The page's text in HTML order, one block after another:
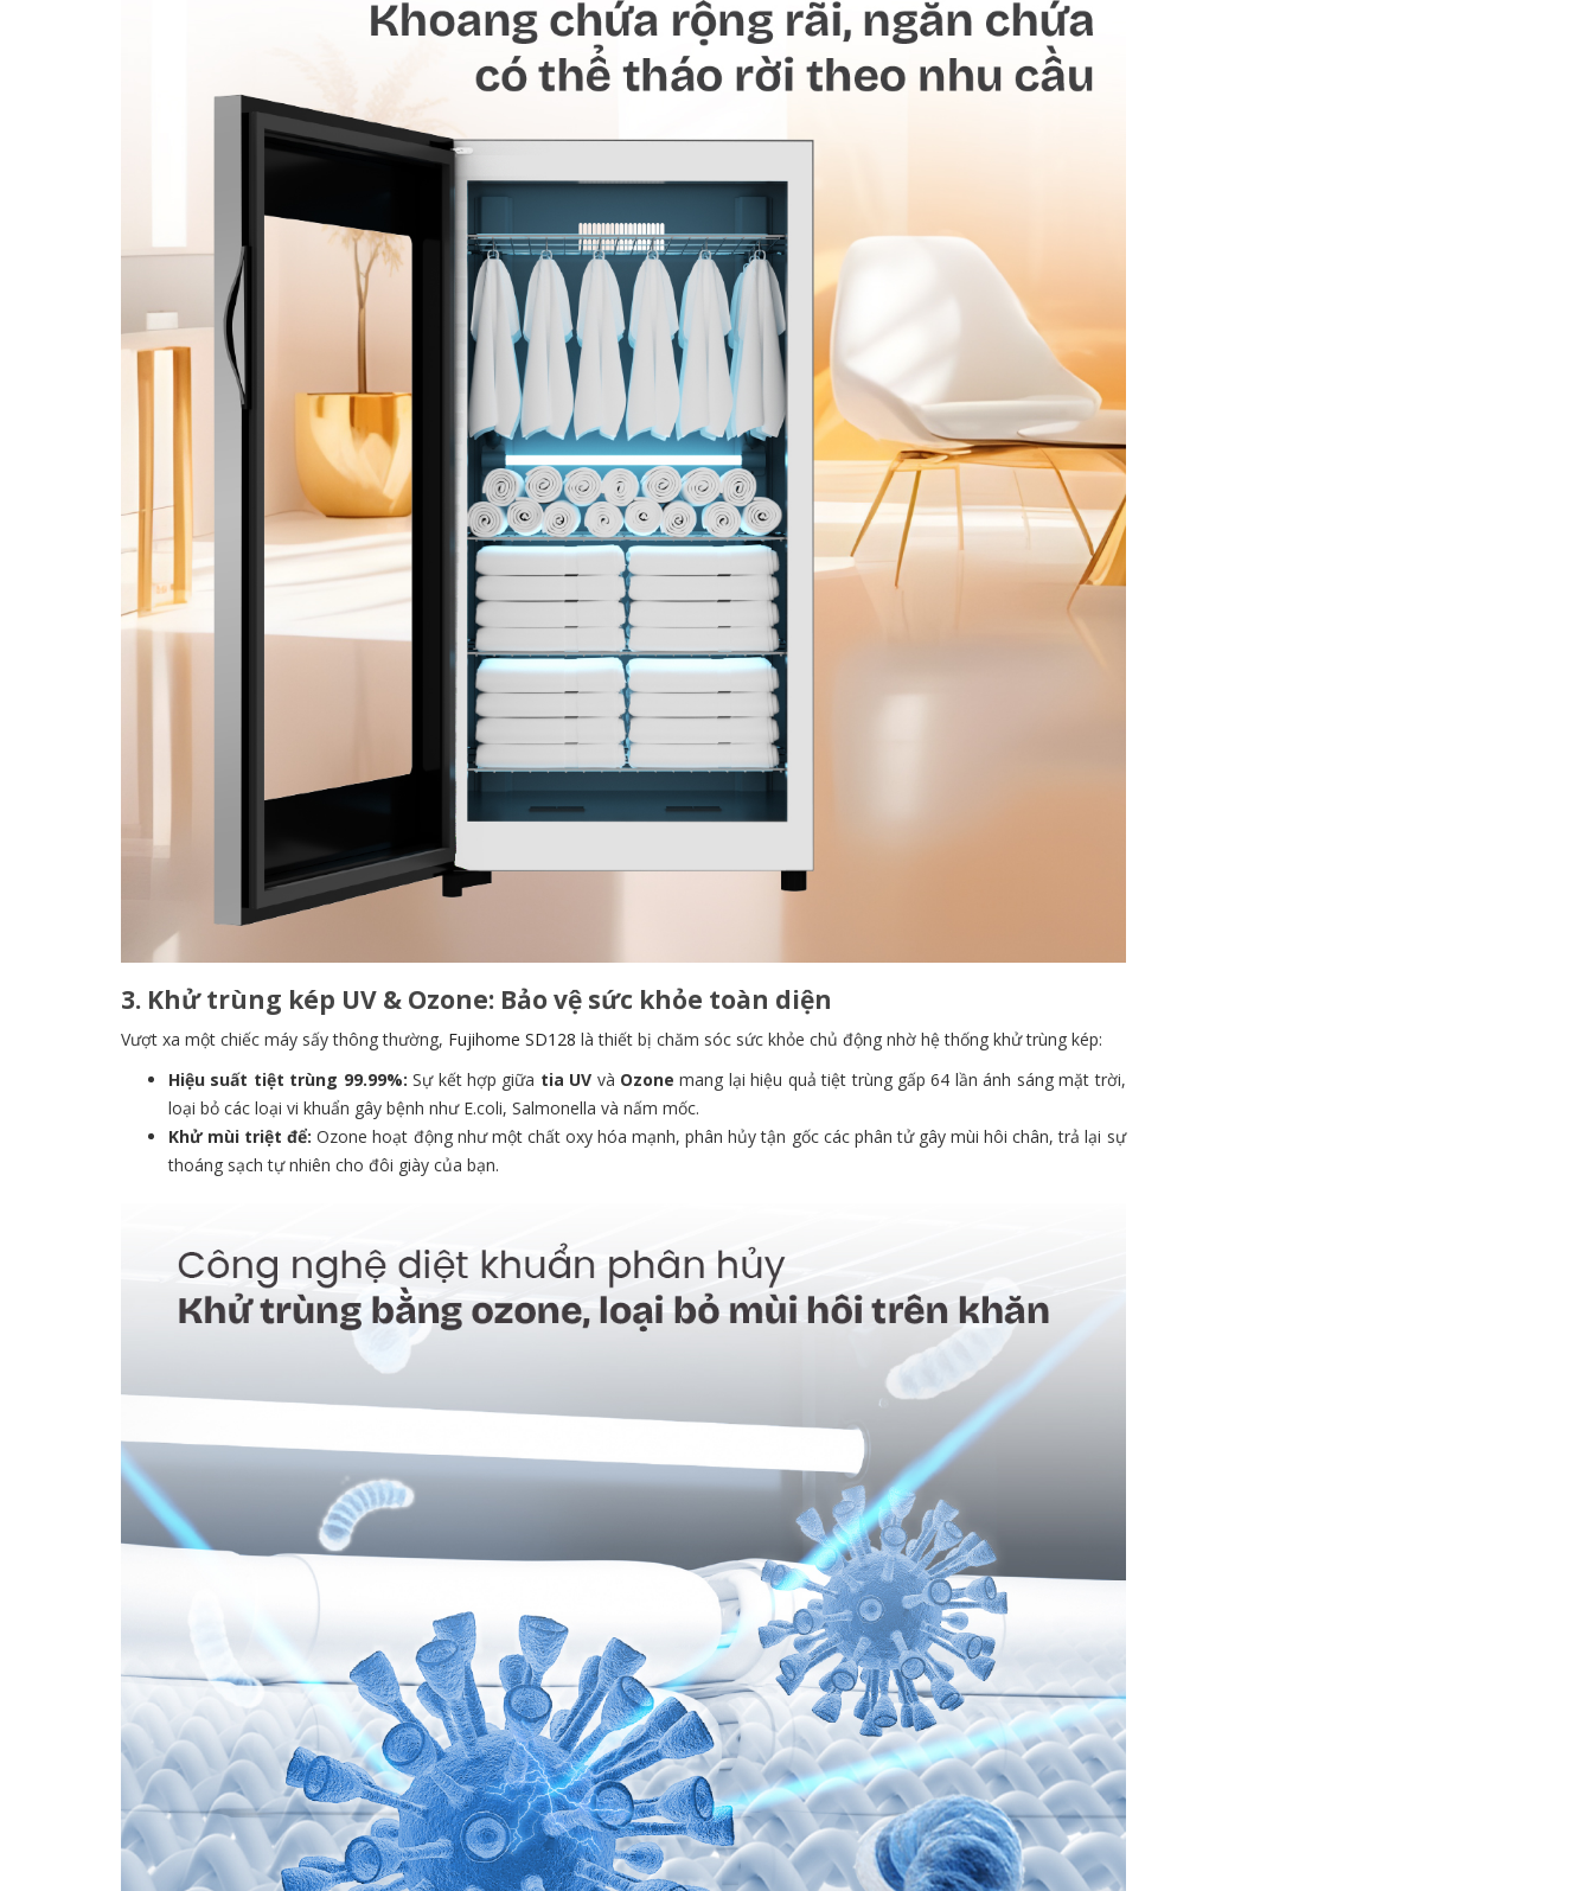
3. Khử trùng kép UV & Ozone: Bảo vệ sức khỏe toàn diện
Vượt xa một chiếc máy sấy thông thường, Fujihome SD128 là thiết bị chăm sóc sức khỏe chủ động nhờ hệ thống khử trùng kép:
Hiệu suất tiệt trùng 99.99%: Sự kết hợp giữa tia UV và Ozone mang lại hiệu quả tiệt trùng gấp 64 lần ánh sáng mặt trời,
loại bỏ các loại vi khuẩn gây bệnh như E.coli, Salmonella và nấm mốc.
Khử mùi triệt để: Ozone hoạt động như một chất oxy hóa mạnh, phân hủy tận gốc các phân tử gây mùi hôi chân, trả lại sự
thoáng sạch tự nhiên cho đôi giày của bạn.